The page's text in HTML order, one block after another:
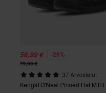
56,99 € -29%
79,99 €
37 Arvostelut
Kengät O'Neal Pinned Flat MTB